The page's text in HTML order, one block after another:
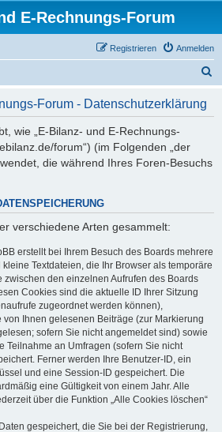
E-Rechnungs-Forum
Anmelden
Registrieren
Forum - Datenschutzerklärung
wie „E-Bilanz- und E-Rechnungs-
forum“) (im Folgenden „der
die während Ihres Foren-Besuchs
verschiedene Arten gesammelt:
erstellt bei Ihrem Besuch des Boards mehrere
Textdateien, die Ihr Browser als temporäre
zwischen den einzelnen Aufrufen des Boards
Cookies sind die aktuelle ID Ihrer Sitzung
zugeordnet werden können),
von Ihnen gelesenen Beiträge (zur Markierung
sofern Sie nicht angemeldet sind) sowie
Teilnahme an Umfragen (sofern Sie nicht
Ferner werden Ihre Benutzer-ID, ein
und eine Session-ID gespeichert. Die
eine Gültigkeit von einem Jahr. Alle
über die Funktion „Alle Cookies löschen“
gespeichert, die Sie bei der Registrierung,